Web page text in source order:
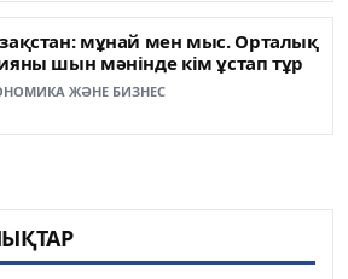
мұнай мен мыс. Орталық
шын мәнінде кім ұстап тұр
ЖӘНЕ БИЗНЕС